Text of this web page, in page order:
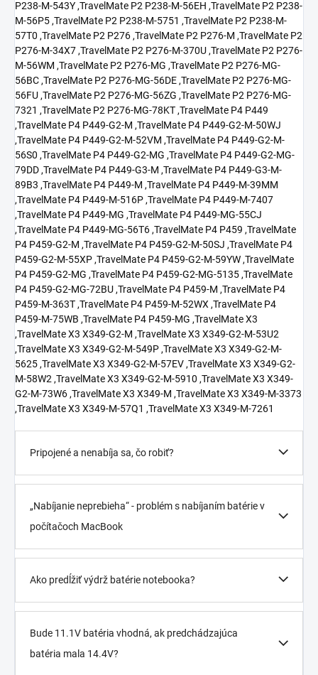
Pripojené a nenabíja sa, čo robiť?
„Nabíjanie neprebieha“ - problém s nabíjaním batérie v
počítačoch MacBook
Ako predĺžiť výdrž batérie notebooka?
Bude 11.1V batéria vhodná, ak predchádzajúca
batéria mala 14.4V?